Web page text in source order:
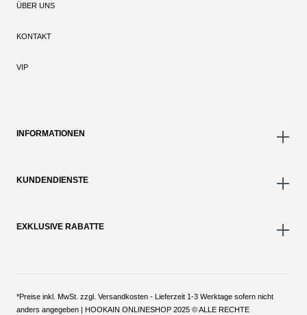
ÜBER UNS
KONTAKT
VIP
INFORMATIONEN
KUNDENDIENSTE
EXKLUSIVE RABATTE
*Preise inkl. MwSt. zzgl. Versandkosten - Lieferzeit 1-3 Werktage sofern nicht
anders angegeben | HOOKAIN ONLINESHOP 2025 © ALLE RECHTE